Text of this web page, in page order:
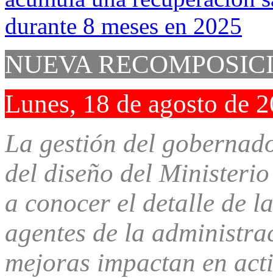
NUEVA
Lunes, 18 de agosto de
La gestión del
del diseño del
a conocer el detalle de
agentes de la
mejoras impactan en